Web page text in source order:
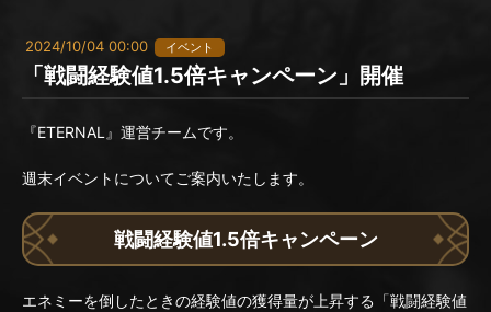
2024/10/04 00:00 イベント
「戦闘経験値1.5倍キャンペーン」開催
『ETERNAL』運営チームです。
週末イベントについてご案内いたします。
戦闘経験値1.5倍キャンペーン
エネミーを倒したときの経験値の獲得量が上昇する「戦闘経験値